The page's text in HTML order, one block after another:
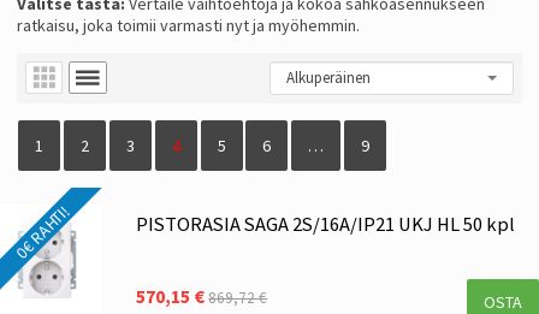
ratkaisu, joka toimii varmasti nyt ja myöhemmin.
1 2 3 4 5 6 … 9
0€ RAHTI! PISTORASIA SAGA 2S/16A/IP21 UKJ HL 50 kpl
570,15 €869,72 € OSTA